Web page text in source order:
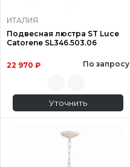
ИТАЛИЯ
Подвесная люстра ST Luce
Catorene SL346.503.06
22 970 ₽ По запросу
Уточнить